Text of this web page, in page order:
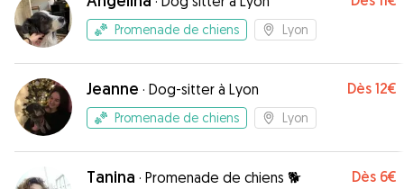
Promenade de chiens Lyon
Jeanne · Dog-sitter à Lyon Dès 12€
Promenade de chiens Lyon
Tanina · Promenade de chiens 🐕 Dès 6€